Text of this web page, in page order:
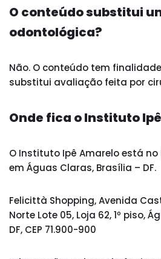
O conteúdo substitui
odontológica?
Não. O conteúdo tem
substitui avaliação feita por
Onde fica o Instituto
O Instituto Ipê Amarelo está
em Águas Claras, Brasília – DF.
Felicittà Shopping, Avenida
Norte Lote 05, Loja 62, 1º piso,
DF, CEP 71.900-900